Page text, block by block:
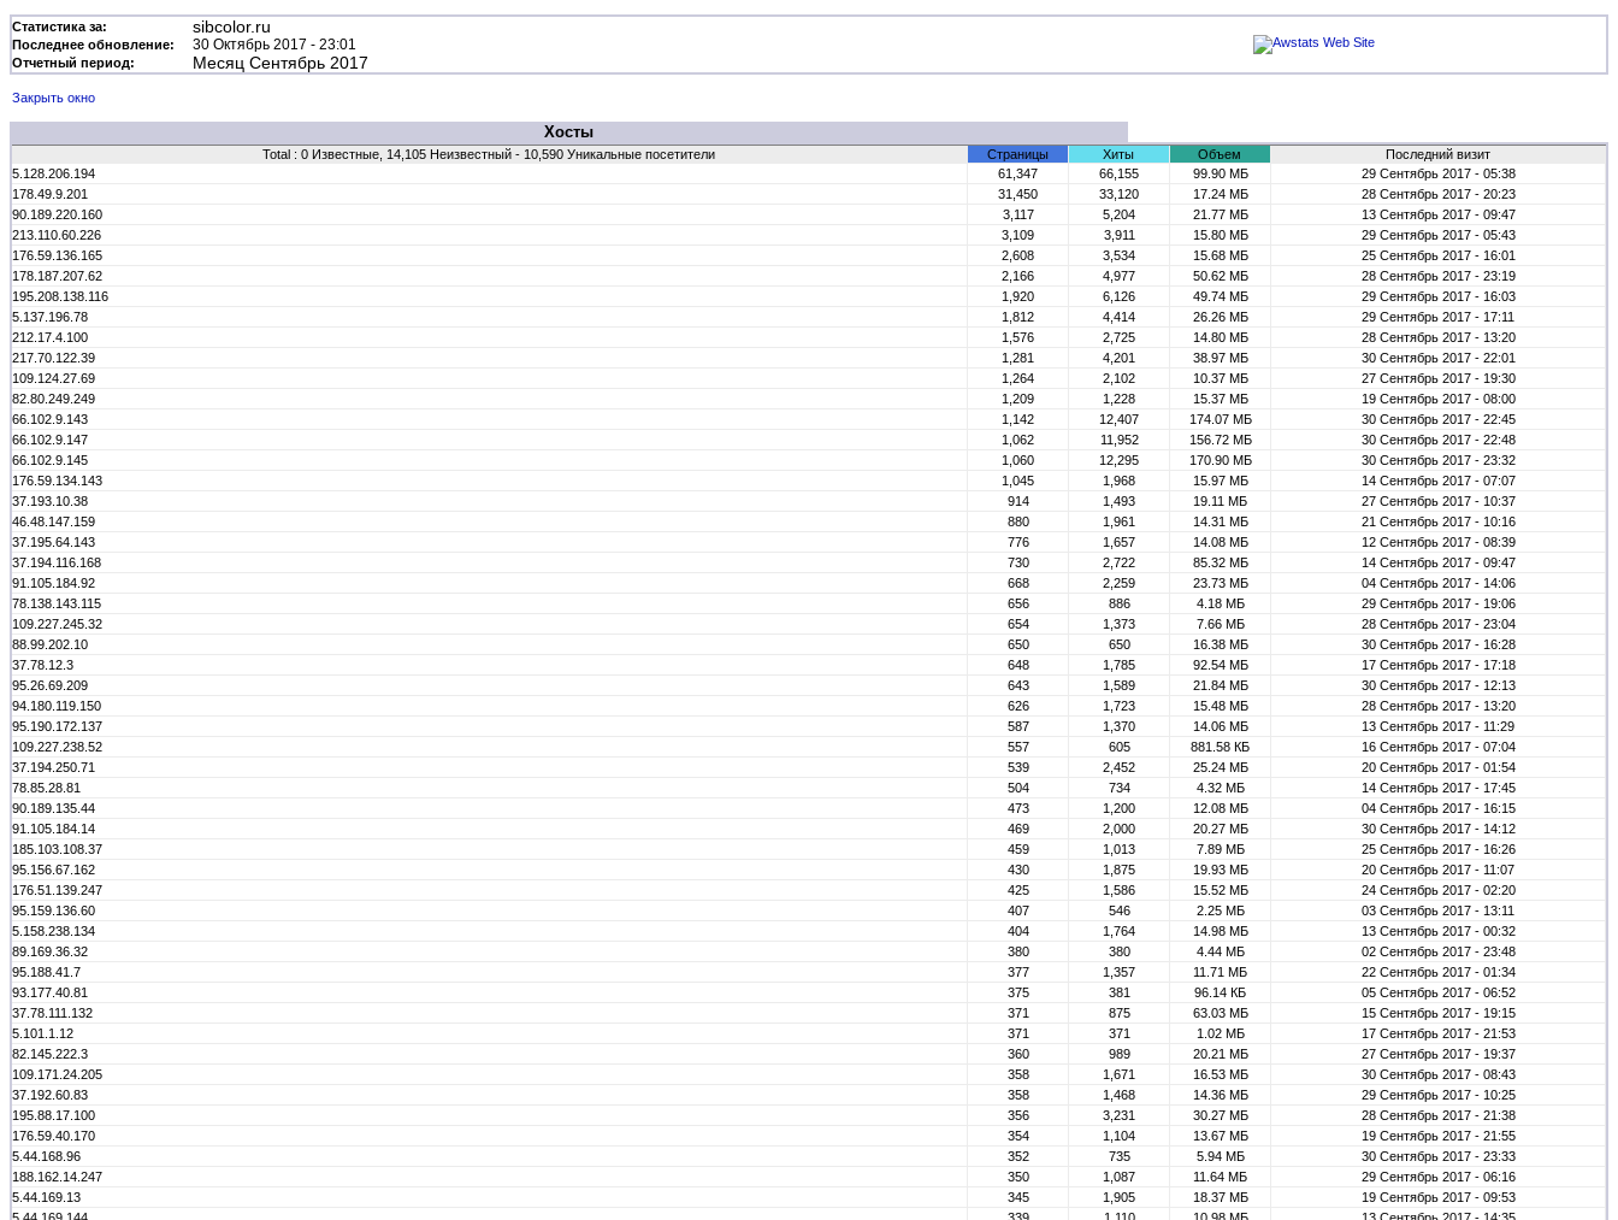
Статистика за: sibcolor.ru
Последнее обновление: 30 Октябрь 2017 - 23:01
Отчетный период: Месяц Сентябрь 2017
Закрыть окно
Хосты
Total : 0 Известные, 14,105 Неизвестный - 10,590 Уникальные посетители Страницы Хиты Объем
Последний визит
5.128.206.194
61,347 66,155 99.90 МБ
29 Сентябрь 2017 - 05:38
178.49.9.201
31,450 33,120 17.24 МБ
28 Сентябрь 2017 - 20:23
90.189.220.160
3,117 5,204 21.77 МБ
13 Сентябрь 2017 - 09:47
213.110.60.226
3,109 3,911 15.80 МБ
29 Сентябрь 2017 - 05:43
176.59.136.165
2,608 3,534 15.68 МБ
25 Сентябрь 2017 - 16:01
178.187.207.62
2,166 4,977 50.62 МБ
28 Сентябрь 2017 - 23:19
195.208.138.116
1,920 6,126 49.74 МБ
29 Сентябрь 2017 - 16:03
5.137.196.78
1,812 4,414 26.26 МБ
29 Сентябрь 2017 - 17:11
212.17.4.100
1,576 2,725 14.80 МБ
28 Сентябрь 2017 - 13:20
217.70.122.39
1,281 4,201 38.97 МБ
30 Сентябрь 2017 - 22:01
109.124.27.69
1,264 2,102 10.37 МБ
27 Сентябрь 2017 - 19:30
82.80.249.249
1,209 1,228 15.37 МБ
19 Сентябрь 2017 - 08:00
66.102.9.143
1,142 12,407 174.07 МБ
30 Сентябрь 2017 - 22:45
66.102.9.147
1,062 11,952 156.72 МБ
30 Сентябрь 2017 - 22:48
66.102.9.145
1,060 12,295 170.90 МБ
30 Сентябрь 2017 - 23:32
176.59.134.143
1,045 1,968 15.97 МБ
14 Сентябрь 2017 - 07:07
37.193.10.38
914 1,493 19.11 МБ
27 Сентябрь 2017 - 10:37
46.48.147.159
880 1,961 14.31 МБ
21 Сентябрь 2017 - 10:16
37.195.64.143
776 1,657 14.08 МБ
12 Сентябрь 2017 - 08:39
37.194.116.168
730 2,722 85.32 МБ
14 Сентябрь 2017 - 09:47
91.105.184.92
668 2,259 23.73 МБ
04 Сентябрь 2017 - 14:06
78.138.143.115
656 886 4.18 МБ
29 Сентябрь 2017 - 19:06
109.227.245.32
654 1,373 7.66 МБ
28 Сентябрь 2017 - 23:04
88.99.202.10
650 650 16.38 МБ
30 Сентябрь 2017 - 16:28
37.78.12.3
648 1,785 92.54 МБ
17 Сентябрь 2017 - 17:18
95.26.69.209
643 1,589 21.84 МБ
30 Сентябрь 2017 - 12:13
94.180.119.150
626 1,723 15.48 МБ
28 Сентябрь 2017 - 13:20
95.190.172.137
587 1,370 14.06 МБ
13 Сентябрь 2017 - 11:29
109.227.238.52
557 605 881.58 КБ
16 Сентябрь 2017 - 07:04
37.194.250.71
539 2,452 25.24 МБ
20 Сентябрь 2017 - 01:54
78.85.28.81
504 734 4.32 МБ
14 Сентябрь 2017 - 17:45
90.189.135.44
473 1,200 12.08 МБ
04 Сентябрь 2017 - 16:15
91.105.184.14
469 2,000 20.27 МБ
30 Сентябрь 2017 - 14:12
185.103.108.37
459 1,013 7.89 МБ
25 Сентябрь 2017 - 16:26
95.156.67.162
430 1,875 19.93 МБ
20 Сентябрь 2017 - 11:07
176.51.139.247
425 1,586 15.52 МБ
24 Сентябрь 2017 - 02:20
95.159.136.60
407 546 2.25 МБ
03 Сентябрь 2017 - 13:11
5.158.238.134
404 1,764 14.98 МБ
13 Сентябрь 2017 - 00:32
89.169.36.32
380 380 4.44 МБ
02 Сентябрь 2017 - 23:48
95.188.41.7
377 1,357 11.71 МБ
22 Сентябрь 2017 - 01:34
93.177.40.81
375 381 96.14 КБ
05 Сентябрь 2017 - 06:52
37.78.111.132
371 875 63.03 МБ
15 Сентябрь 2017 - 19:15
5.101.1.12
371 371 1.02 МБ
17 Сентябрь 2017 - 21:53
82.145.222.3
360 989 20.21 МБ
27 Сентябрь 2017 - 19:37
109.171.24.205
358 1,671 16.53 МБ
30 Сентябрь 2017 - 08:43
37.192.60.83
358 1,468 14.36 МБ
29 Сентябрь 2017 - 10:25
195.88.17.100
356 3,231 30.27 МБ
28 Сентябрь 2017 - 21:38
176.59.40.170
354 1,104 13.67 МБ
19 Сентябрь 2017 - 21:55
5.44.168.96
352 735 5.94 МБ
30 Сентябрь 2017 - 23:33
188.162.14.247
350 1,087 11.64 МБ
29 Сентябрь 2017 - 06:16
5.44.169.13
345 1,905 18.37 МБ
19 Сентябрь 2017 - 09:53